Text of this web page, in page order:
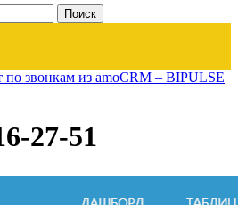
звонкам из amoCRM – BIPULSE
27-51